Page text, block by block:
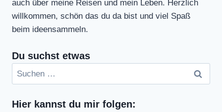
auch über meine Reisen und mein Leben. Herzlich
willkommen, schön das du da bist und viel Spaß
beim ideensammeln.
Du suchst etwas
Suchen
nach:
Hier kannst du mir folgen: